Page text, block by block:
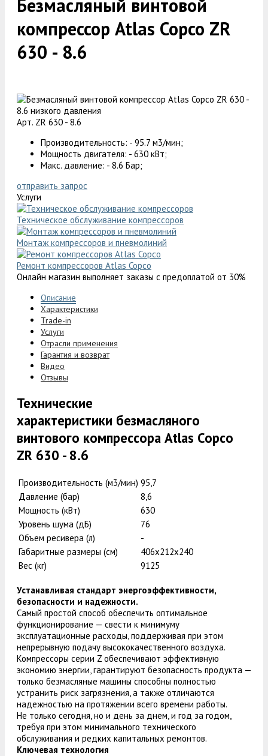
Безмасляный винтовой
компрессор Atlas Copco ZR
630 - 8.6
Арт. ZR 630 - 8.6
Производительность: - 95.7 м3/мин;
Мощность двигателя: - 630 кВт;
Макс. давление: - 8.6 Бар;
отправить запрос
Услуги
Техническое обслуживание компрессоров
Монтаж компрессоров и пневмолиний
Ремонт компрессоров Atlas Copco
Онлайн магазин выполняет заказы с предоплатой от 30%
Описание
Характеристики
Trade-in
Услуги
Отрасли применения
Гарантия и возврат
Видео
Отзывы
Технические
характеристики безмасляного
винтового компрессора Atlas Copco
ZR 630 - 8.6
Производительность (м3/мин) 95,7
Давление (бар)
8,6
Мощность (кВт)
630
Уровень шума (дБ)
76
Объем ресивера (л)
-
Габаритные размеры (см)
406х212х240
Вес (кг)
9125
Устанавливая стандарт энергоэффективности,
безопасности и надежности.
Самый простой способ обеспечить оптимальное
функционирование — свести к минимуму
эксплуатационные расходы, поддерживая при этом
непрерывную подачу высококачественного воздуха.
Компрессоры серии Z обеспечивают эффективную
экономию энергии, гарантируют безопасность продукта —
только безмасляные машины способны полностью
устранить риск загрязнения, а также отличаются
надежностью на протяжении всего времени работы.
Не только сегодня, но и день за днем, и год за годом,
требуя при этом минимального технического
обслуживания и редких капитальных ремонтов.
Ключевая технология